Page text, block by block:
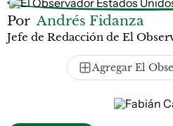
Por Andrés Fidanza
Jefe de Redacción de El
Agregar El